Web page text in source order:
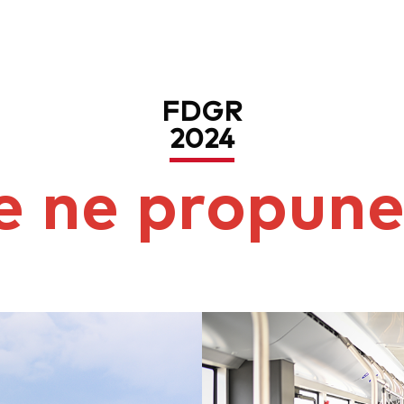
FDGR
2024
ne